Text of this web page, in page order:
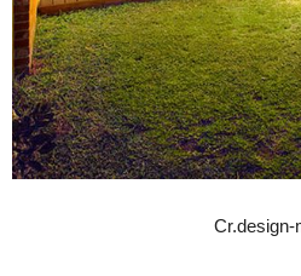
Cr.design-